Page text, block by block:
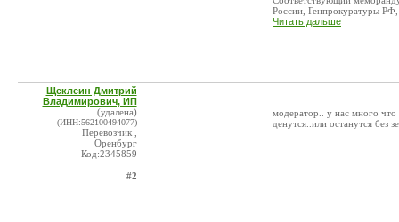
России, Генпрокуратуры
Читать дальше
Щеклеин Дмитрий
Владимирович, ИП
(удалена)
(ИНН:562100494077)
Перевозчик ,
Оренбург
Код:2345859
#2
модератор.. у нас много что
денутся..или останутся без